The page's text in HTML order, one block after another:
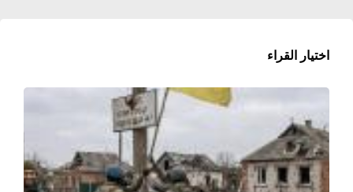
اختيار القراء